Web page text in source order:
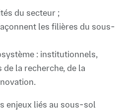
du secteur ;
les filières du sous-
: institutionnels,
la recherche, de la
enjeux liés au sous-sol